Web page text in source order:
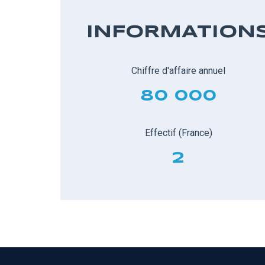
Chiffre d'affaire annuel
80 000
Effectif (France)
2